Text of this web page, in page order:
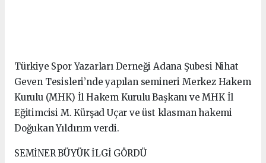
Türkiye Spor Yazarları Derneği Adana Şubesi Nihat
Geven Tesisleri’nde yapılan semineri Merkez Hakem
Kurulu (MHK) İl Hakem Kurulu Başkanı ve MHK İl
Eğitimcisi M. Kürşad Uçar ve üst klasman hakemi
Doğukan Yıldırım verdi.
SEMİNER BÜYÜK İLGİ GÖRDÜ